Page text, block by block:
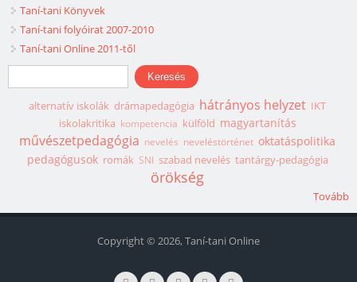
Taní-tani Könyvek
Taní-tani folyóirat 2007-2010
Taní-tani Online 2011-től
Keresés űrlap
Keresés
alternatív iskolák drámapedagógia hátrányos helyzet IKT
iskolakritika kompetencia külföld magyartanítás
művészetpedagógia nevelés neveléstörténet oktatáspolitika
pedagógusok romák SNI szabad nevelés tantárgy-pedagógia
örökség
Tovább
Copyright © 2026, Taní-tani Online